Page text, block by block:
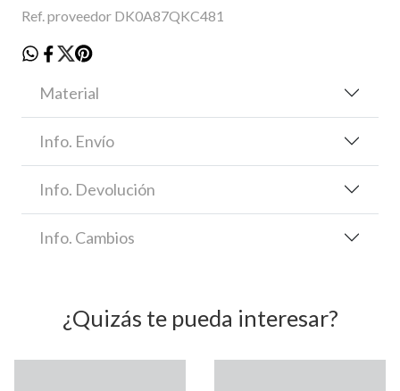
Ref. proveedor DK0A87QKC481
Material
Info. Envío
Info. Devolución
Info. Cambios
¿Quizás te pueda interesar?